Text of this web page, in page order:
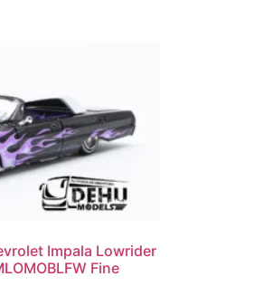
Impala Lowrider
Fine